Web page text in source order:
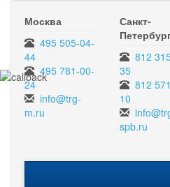
Москва
495 505-04-
44
495 781-00-
24
info@trg-
m.ru
Санкт-
812
35
812
10
spb.ru